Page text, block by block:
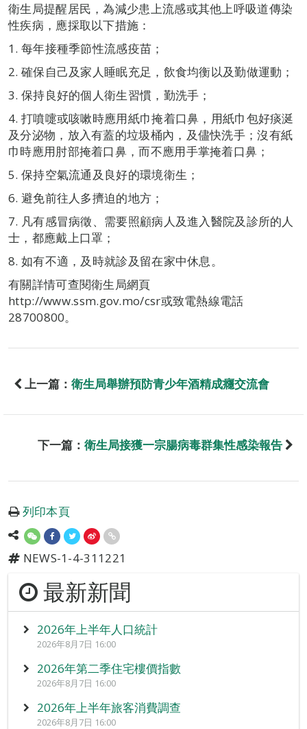
衛生局提醒居民，為減少患上流感或其他上呼吸道傳染
性疾病，應採取以下措施：
1. 每年接種季節性流感疫苗；
2. 確保自己及家人睡眠充足，飲食均衡以及勤做運動；
3. 保持良好的個人衛生習慣，勤洗手；
4. 打噴嚏或咳嗽時應用紙巾掩着口鼻，用紙巾包好痰涎
及分泌物，放入有蓋的垃圾桶內，及儘快洗手；沒有紙
巾時應用肘部掩着口鼻，而不應用手掌掩着口鼻；
5. 保持空氣流通及良好的環境衛生；
6. 避免前往人多擠迫的地方；
7. 凡有感冒病徵、需要照顧病人及進入醫院及診所的人
士，都應戴上口罩；
8. 如有不適，及時就診及留在家中休息。
有關詳情可查閱衛生局網頁
http://www.ssm.gov.mo/csr或致電熱線電話
28700800。
上一篇： 衛生局舉辦預防青少年酒精成癮交流會
下一篇： 衛生局接獲一宗腸病毒群集性感染報告
列印本頁
NEWS-1-4-311221
最新新聞
2026年上半年人口統計
2026年8月7日 16:00
2026年第二季住宅樓價指數
2026年8月7日 16:00
2026年上半年旅客消費調查
2026年8月7日 16:00